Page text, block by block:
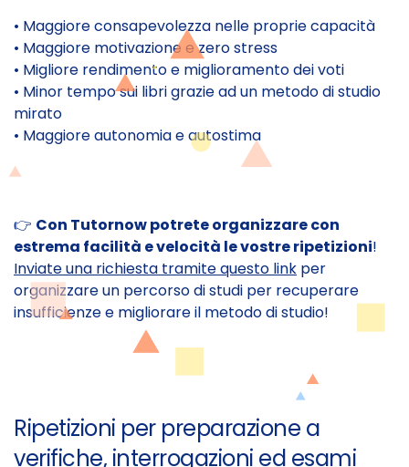
• Maggiore consapevolezza nelle proprie capacità
• Maggiore motivazione e zero stress
• Migliore rendimento e miglioramento dei voti
• Minor tempo sui libri grazie ad un metodo di studio
mirato
• Maggiore autonomia e autostima
👉 Con Tutornow potrete organizzare con
estrema facilità e velocità le vostre ripetizioni!
Inviate una richiesta tramite questo link per
organizzare un percorso di studi per recuperare
insufficienze e migliorare il metodo di studio!
Ripetizioni per preparazione a
verifiche, interrogazioni ed esami